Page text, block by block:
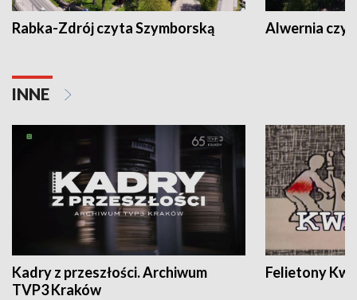
Rabka-Zdrój czyta Szymborską Alwernia
INNE
Kadry z przeszłości. Archiwum
TVP3 Kraków
Felietony